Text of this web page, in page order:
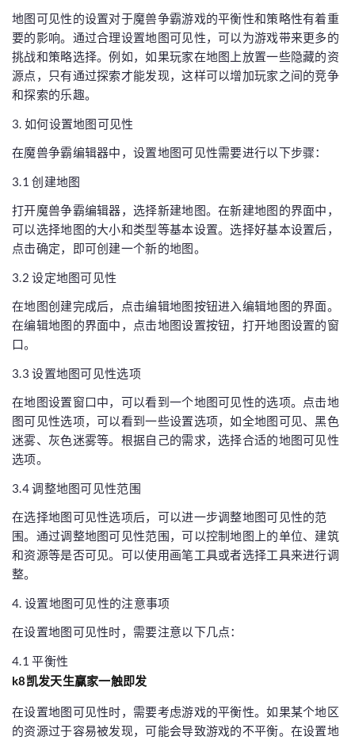
地图可见性的设置对于魔兽争霸游戏的平衡性和策略性有着重
要的影响。通过合理设置地图可见性，可以为游戏带来更多的
挑战和策略选择。例如，如果玩家在地图上放置一些隐藏的资
源点，只有通过探索才能发现，这样可以增加玩家之间的竞争
和探索的乐趣。
3. 如何设置地图可见性
在魔兽争霸编辑器中，设置地图可见性需要进行以下步骤：
3.1 创建地图
打开魔兽争霸编辑器，选择新建地图。在新建地图的界面中，
可以选择地图的大小和类型等基本设置。选择好基本设置后，
点击确定，即可创建一个新的地图。
3.2 设定地图可见性
在地图创建完成后，点击编辑地图按钮进入编辑地图的界面。
在编辑地图的界面中，点击地图设置按钮，打开地图设置的窗
口。
3.3 设置地图可见性选项
在地图设置窗口中，可以看到一个地图可见性的选项。点击地
图可见性选项，可以看到一些设置选项，如全地图可见、黑色
迷雾、灰色迷雾等。根据自己的需求，选择合适的地图可见性
选项。
3.4 调整地图可见性范围
在选择地图可见性选项后，可以进一步调整地图可见性的范
围。通过调整地图可见性范围，可以控制地图上的单位、建筑
和资源等是否可见。可以使用画笔工具或者选择工具来进行调
整。
4. 设置地图可见性的注意事项
在设置地图可见性时，需要注意以下几点：
4.1 平衡性
k8凯发天生赢家一触即发
在设置地图可见性时，需要考虑游戏的平衡性。如果某个地区
的资源过于容易被发现，可能会导致游戏的不平衡。在设置地